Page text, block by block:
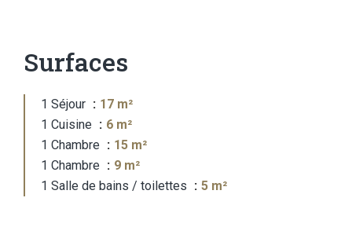
Surfaces
1 Séjour
17 m²
1 Cuisine
6 m²
1 Chambre
15 m²
1 Chambre
9 m²
1 Salle de bains / toilettes
5 m²